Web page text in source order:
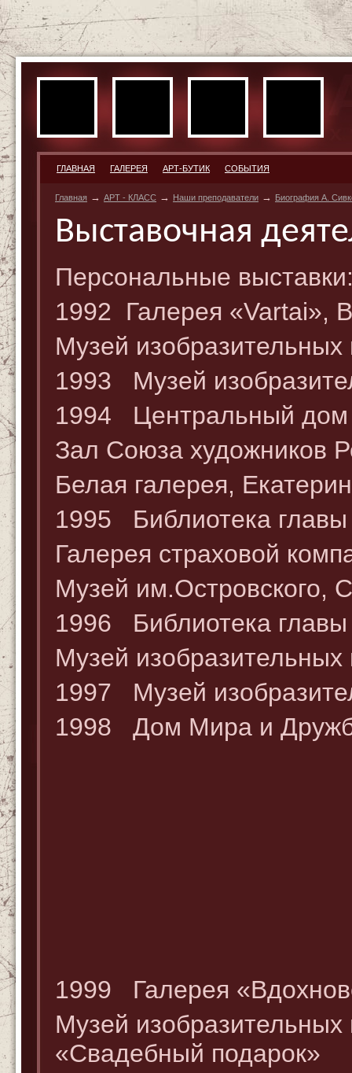
ГЛАВНАЯ ГАЛЕРЕЯ АРТ-БУТИК СОБЫТИЯ
Главная → АРТ - КЛАСС → Наши преподаватели → Биография А.
Выставочная
Персональные
1992 Галерея «Vartai»,
Музей изобразительных
1993 Музей
1994 Центральный дом
Зал Союза художников
Белая галерея,
1995 Библиотека главы
Галерея страховой
Музей им.Островского,
1996 Библиотека главы
Музей изобразительных
1997 Музей
1998 Дом Мира и
1999 Галерея
Музей изобразительных
«Свадебный подарок»